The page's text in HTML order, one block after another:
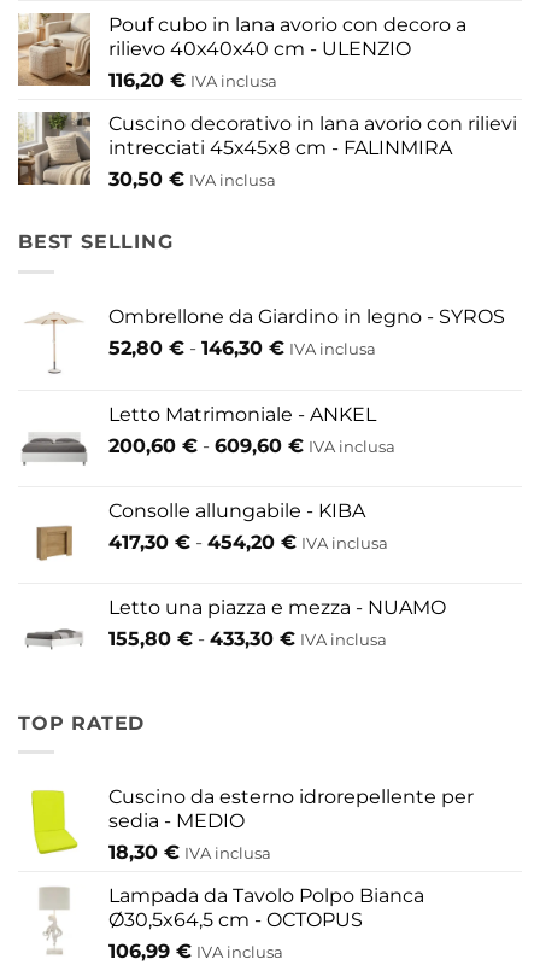
Pouf cubo in lana avorio con decoro a
rilievo 40x40x40 cm - ULENZIO
116,20 € IVA inclusa
Cuscino decorativo in lana avorio con rilievi
intrecciati 45x45x8 cm - FALINMIRA
30,50 € IVA inclusa
BEST SELLING
Ombrellone da Giardino in legno - SYROS
52,80 € - 146,30 €Fascia
da
52,80 €
146,30 €
IVA inclusa
Letto Matrimoniale - ANKEL
200,60 € - 609,60 €Fascia
da
200,60 €
609,60 €
IVA inclusa
Consolle allungabile - KIBA
417,30 € - 454,20 €Fascia
da
417,30 €
IVA inclusa
Letto una piazza e mezza - NUAMO
155,80 € - 433,30 €Fascia
433,30 €
IVA inclusa
TOP RATED
Cuscino da esterno idrorepellente per
sedia - MEDIO
18,30 € IVA inclusa
Lampada da Tavolo Polpo Bianca
Ø30,5x64,5 cm - OCTOPUS
106,99 € IVA inclusa